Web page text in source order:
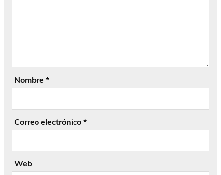
Nombre *
Correo electrónico *
Web